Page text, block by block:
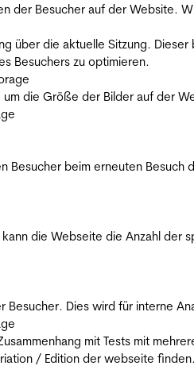
der Besucher auf der Website.
über die aktuelle Sitzung.
Besuchers zu optimieren.
die Größe der Bilder auf der
Besucher beim erneuten Besuch
die Webseite die Anzahl der
Besucher. Dies wird für interne
mit Tests mit
/ Edition der webseite finden.